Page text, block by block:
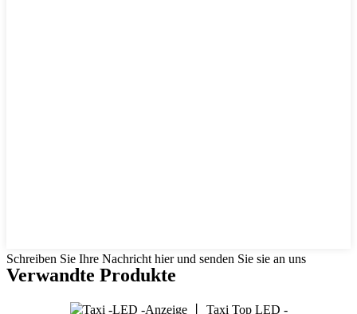
Schreiben Sie Ihre Nachricht hier und senden Sie sie an uns
Verwandte Produkte